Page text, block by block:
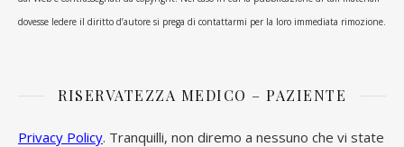
dovesse ledere il diritto d’autore si prega di contattarmi per la loro immediata rimozione.
RISERVATEZZA MEDICO – PAZIENTE
Privacy Policy. Tranquilli, non diremo a nessuno che vi state